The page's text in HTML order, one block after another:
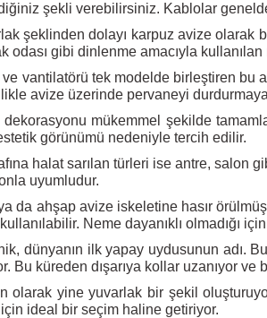
şekli verebilirsiniz. Kablolar
şeklinden dolayı karpuz avize olarak
odası gibi dinlenme amacıyla
ve vantilatörü tek modelde birleştiren
avize üzerinde pervaneyi
dekorasyonu mükemmel şekilde
görünümü nedeniyle tercih edilir.
halat sarılan türleri ise antre, salon
uyumludur.
da ahşap avize iskeletine hasır
Neme dayanıklı olmadığı
dünyanın ilk yapay uydusunun adı.
Bu küreden dışarıya kollar uzanıyor ve
olarak yine yuvarlak bir şekil
ideal bir seçim haline getiriyor.